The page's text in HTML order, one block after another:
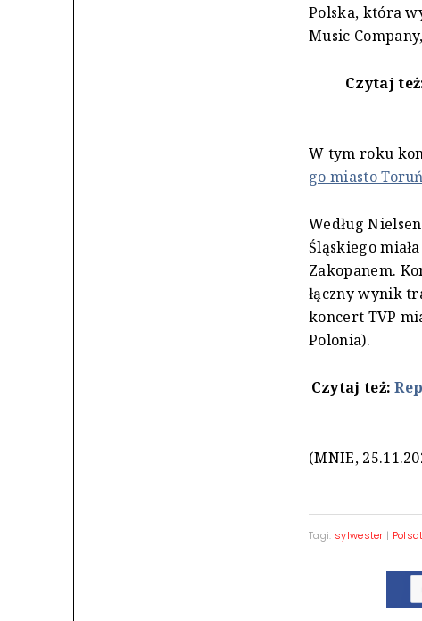
Polska, która
Music
Czytaj
W tym roku
go miasto
Według
Śląskiego
Zakopanem.
łączny wynik
koncert TVP
Polonia).
Czytaj też:
(MNIE,
Tagi: sylwester | Polsat